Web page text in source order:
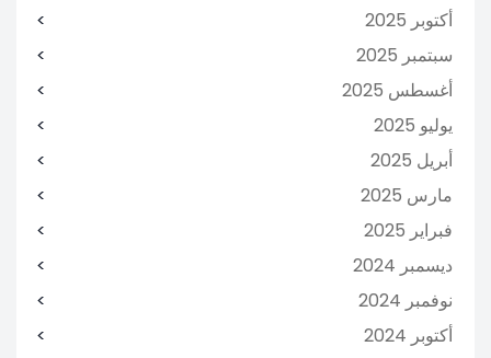
أكتوبر 2025
سبتمبر 2025
أغسطس 2025
يوليو 2025
أبريل 2025
مارس 2025
فبراير 2025
ديسمبر 2024
نوفمبر 2024
أكتوبر 2024